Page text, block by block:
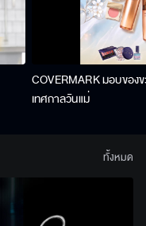
COVERMARK มอบขอ
เทศกาลวันแม่
ทั้งหมด